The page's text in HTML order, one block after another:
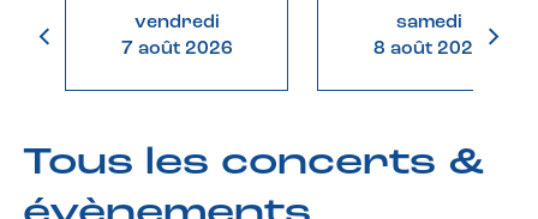
vendredi
7 août 2026
samedi
8 août 2026
Tous les concerts &